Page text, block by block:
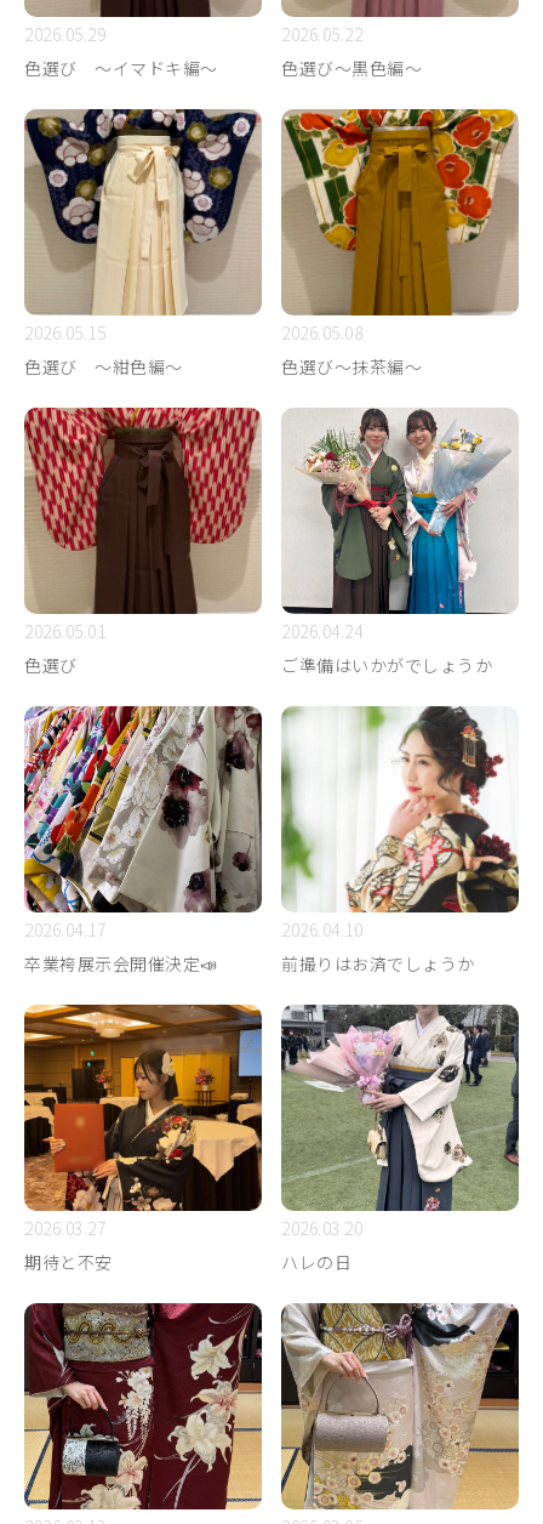
2026.05.29
色選び ～イマドキ編～
2026.05.22
色選び～黒色編～
2026.05.15
色選び ～紺色編～
2026.05.08
色選び～抹茶編～
2026.05.01
色選び
2026.04.24
ご準備はいかがでしょうか
2026.04.17
卒業袴展示会開催決定📣
2026.04.10
前撮りはお済でしょうか
2026.03.27
期待と不安
2026.03.20
ハレの日